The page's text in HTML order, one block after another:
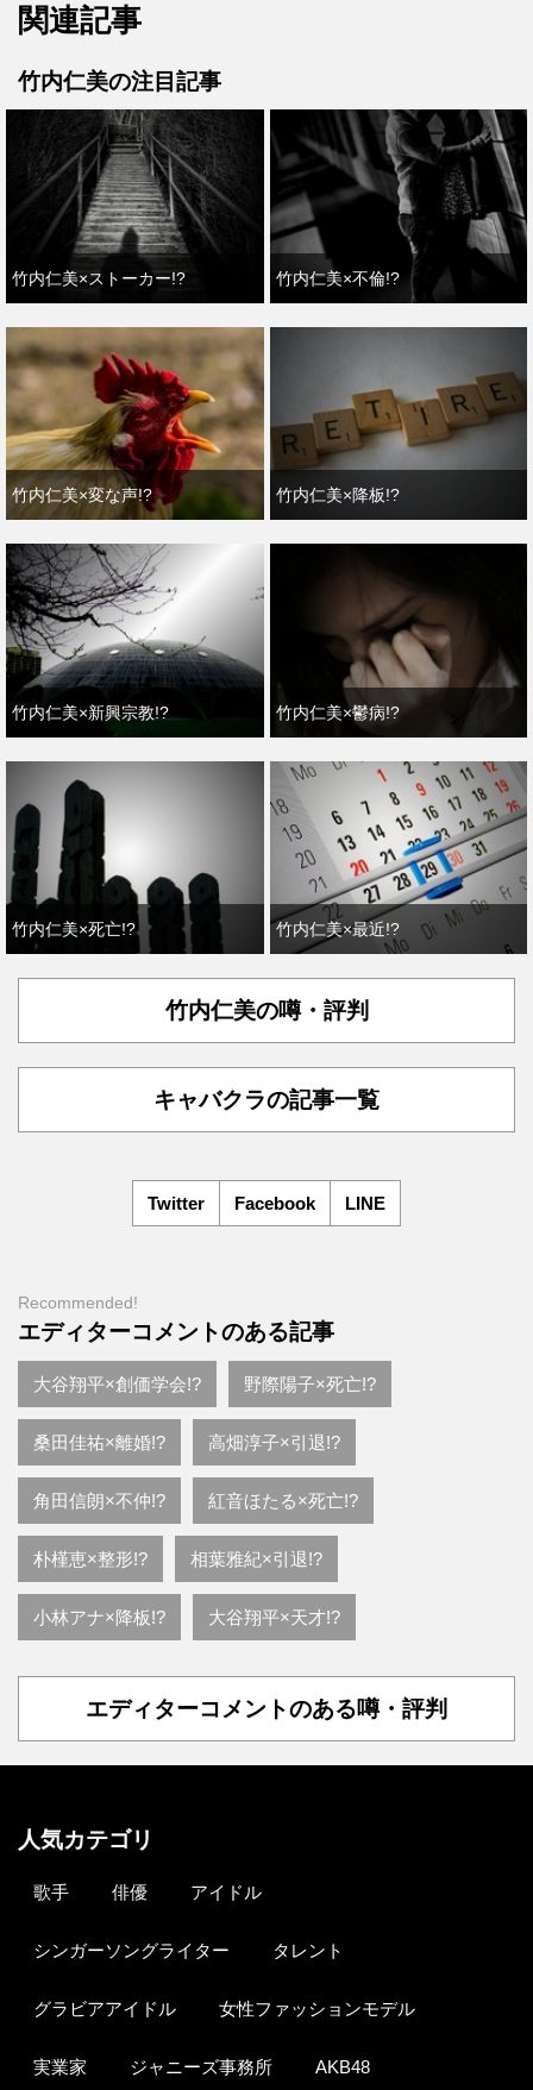
関連記事
竹内仁美の注目記事
竹内仁美×ストーカー!? 竹内仁美×不倫!?
竹内仁美×変な声!? 竹内仁美×降板!?
竹内仁美×新興宗教!? 竹内仁美×鬱病!?
竹内仁美×死亡!? 竹内仁美×最近!?
竹内仁美の噂・評判
キャバクラの記事一覧
Twitter Facebook LINE
Recommended!
エディターコメントのある記事
大谷翔平×創価学会!? 野際陽子×死亡!?
桑田佳祐×離婚!? 高畑淳子×引退!?
角田信朗×不仲!? 紅音ほたる×死亡!?
朴槿恵×整形!? 相葉雅紀×引退!?
小林アナ×降板!? 大谷翔平×天才!?
エディターコメントのある噂・評判
人気カテゴリ
歌手 俳優 アイドル
シンガーソングライター タレント
グラビアアイドル 女性ファッションモデル
実業家 ジャニーズ事務所 AKB48